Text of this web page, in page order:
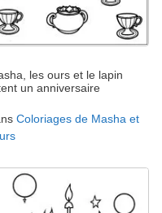
les ours et le lapin
un anniversaire
Coloriages de Masha et